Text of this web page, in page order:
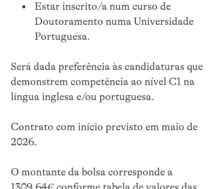
Estar inscrito/a num curso de
Doutoramento numa Universidade
Portuguesa.
Será dada preferência às candidaturas que
demonstrem competência ao nível C1 na
língua inglesa e/ou portuguesa.
Contrato com início previsto em maio de
2026.
O montante da bolsa corresponde a